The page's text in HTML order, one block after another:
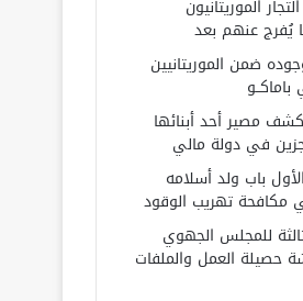
الموريتانيون
يُفرج عنهم بعد
ضمن الموريتانيين
مصير أحد أبنائها
في دولة مالي
باب ولد أسلامه
مكافحة تهريب الوقود
للمجلس الجهوي
حصيلة العمل والملفات